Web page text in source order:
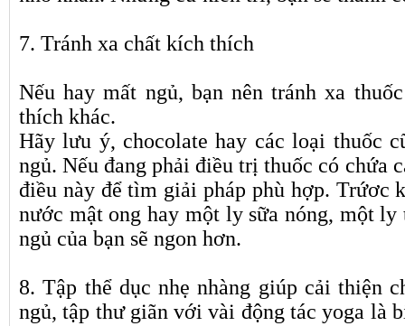
7. Tránh xa chất kích thích
Nếu hay mất ngủ, bạn nên tránh xa
thích khác.
Hãy lưu ý, chocolate hay các loại thuốc
ngủ. Nếu đang phải điều trị thuốc có chứa
điều này để tìm giải pháp phù hợp. Trứơc
nước mật ong hay một ly sữa nóng, một
ngủ của bạn sẽ ngon hơn.
8. Tập thể dục nhẹ nhàng giúp cải thiện
ngủ, tập thư giãn với vài động tác yoga là